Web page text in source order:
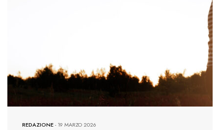
REDAZIONE-19 MARZO 2026